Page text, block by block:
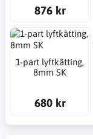
876 kr
1-part lyftkätting,
8mm SK
680 kr